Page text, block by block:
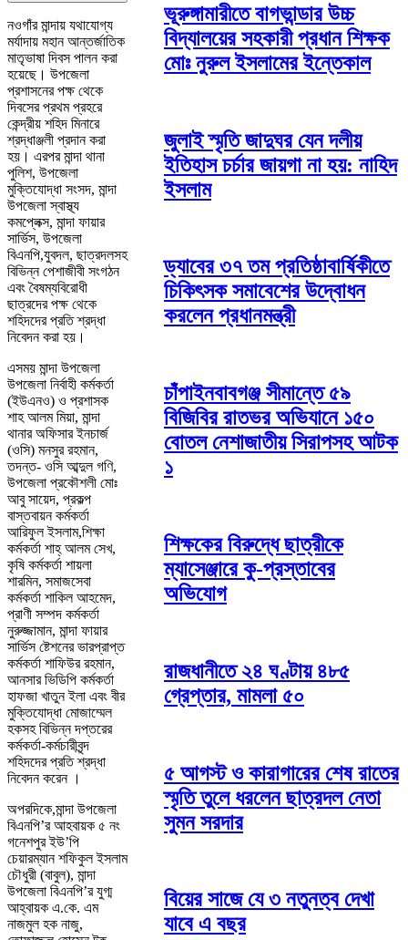
নওগাঁর মান্দায় যথাযোগ্য
মর্যাদায় মহান আন্তর্জাতিক
মাতৃভাষা দিবস পালন করা
হয়েছে। উপজেলা
প্রশাসনের পক্ষ থেকে
দিবসের প্রথম প্রহরে
কেন্দ্রীয় শহিদ মিনারে
শ্রদ্ধাঞ্জলী প্রদান করা
হয়। এরপর মান্দা থানা
পুলিশ, উপজেলা
মুক্তিযোদ্ধা সংসদ, মান্দা
উপজেলা স্বাস্থ্য
কমপ্লেক্স, মান্দা ফায়ার
সার্ভিস, উপজেলা
বিএনপি,যুবদল, ছাত্রদলসহ
বিভিন্ন পেশাজীবী সংগঠন
এবং বৈষম্যবিরোধী
ছাত্রদের পক্ষ থেকে
শহিদদের প্রতি শ্রদ্ধা
নিবেদন করা হয়।
এসময় মান্দা উপজেলা
উপজেলা নির্বাহী কর্মকর্তা
(ইউএনও) ও প্রশাসক
শাহ আলম মিয়া, মান্দা
থানার অফিসার ইনচার্জ
(ওসি) মনসুর রহমান,
তদন্ত- ওসি আব্দুল গণি,
উপজেলা প্রকৌশলী মোঃ
আবু সায়েদ, প্রকল্প
বাস্তবায়ন কর্মকর্তা
আরিফুল ইসলাম,শিক্ষা
কর্মকর্তা শাহ্ আলম সেখ,
কৃষি কর্মকর্তা শায়লা
শারমিন, সমাজসেবা
কর্মকর্তা শাকিল আহমেদ,
প্রাণী সম্পদ কর্মকর্তা
নুরুজ্জামান, মান্দা ফায়ার
সার্ভিস ষ্টেশনের ভারপ্রাপ্ত
কর্মকর্তা শাফিউর রহমান,
আনসার ভিডিপি কর্মকর্তা
হাফজা খাতুন ইলা এবং বীর
মুক্তিযোদ্ধা মোজাম্মেল
হকসহ বিভিন্ন দপ্তরের
কর্মকর্তা-কর্মচারীবৃন্দ
শহিদদের প্রতি শ্রদ্ধা
নিবেদন করেন ।
অপরদিকে,মান্দা উপজেলা
বিএনপি’র আহবায়ক ৫ নং
গনেশপুর ইউ’পি
চেয়ারম্যান শফিকুল ইসলাম
চৌধুরী (বাবুল), মান্দা
উপজেলা বিএনপি’র যুগ্ম
আহ্বায়ক এ.কে. এম
নাজমুল হক নাজু,
ভূরুঙ্গামারীতে বাগভান্ডার উচ্চ
বিদ্যালয়ের সহকারী প্রধান শিক্ষক
মোঃ নুরুল ইসলামের ইন্তেকাল
জুলাই স্মৃতি জাদুঘর যেন দলীয়
ইতিহাস চর্চার জায়গা না হয়: নাহিদ
ইসলাম
ড্যাবের ৩৭ তম প্রতিষ্ঠাবার্ষিকীতে
চিকিৎসক সমাবেশের উদ্বোধন
করলেন প্রধানমন্ত্রী
চাঁপাইনবাবগঞ্জ সীমান্তে ৫৯
বিজিবির রাতভর অভিযানে ১৫০
বোতল নেশাজাতীয় সিরাপসহ আটক
১
শিক্ষকের বিরুদ্ধে ছাত্রীকে
ম্যাসেঞ্জারে কু-প্রস্তাবের
অভিযোগ
রাজধানীতে ২৪ ঘণ্টায় ৪৮৫
গ্রেপ্তার, মামলা ৫০
৫ আগস্ট ও কারাগারের শেষ রাতের
স্মৃতি তুলে ধরলেন ছাত্রদল নেতা
সুমন সরদার
বিয়ের সাজে যে ৩ নতুনত্ব দেখা
যাবে এ বছর